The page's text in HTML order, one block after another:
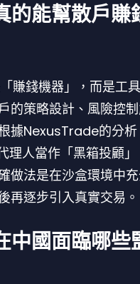
能幫散戶賺
賺錢機器」，而是工
的策略設計、風險控
據NexusTrade的分
理人當作「黑箱投顧
做法是在沙盒環境中
再逐步引入真實交易。
國面臨哪些